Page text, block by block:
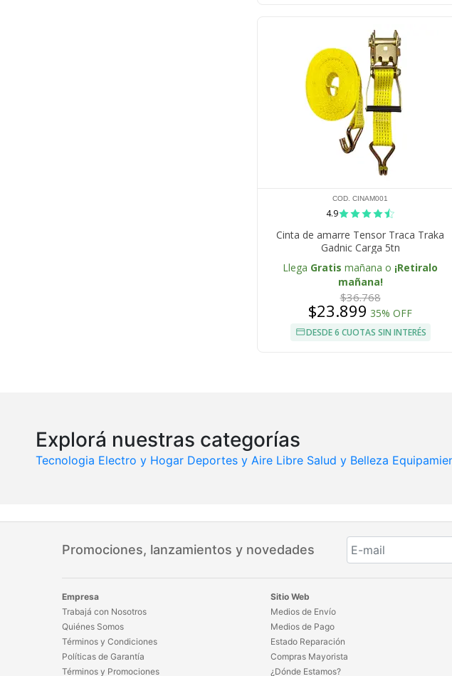
COD. CINAM001
4.9
Cinta de amarre Tensor Traca Traka
Gadnic Carga 5tn
Llega Gratis mañana o ¡Retiralo
mañana!
$36.768
$23.899 35% OFF
DESDE 6 CUOTAS SIN INTERÉS
Explorá nuestras categorías
Tecnologia Electro y Hogar Deportes y Aire Libre Salud y Belleza
Promociones, lanzamientos y novedades
Empresa
Trabajá con Nosotros
Quiénes Somos
Términos y Condiciones
Políticas de Garantía
Términos y Promociones
Sitio Web
Medios de Envío
Medios de Pago
Estado Reparación
Compras Mayorista
¿Dónde Estamos?